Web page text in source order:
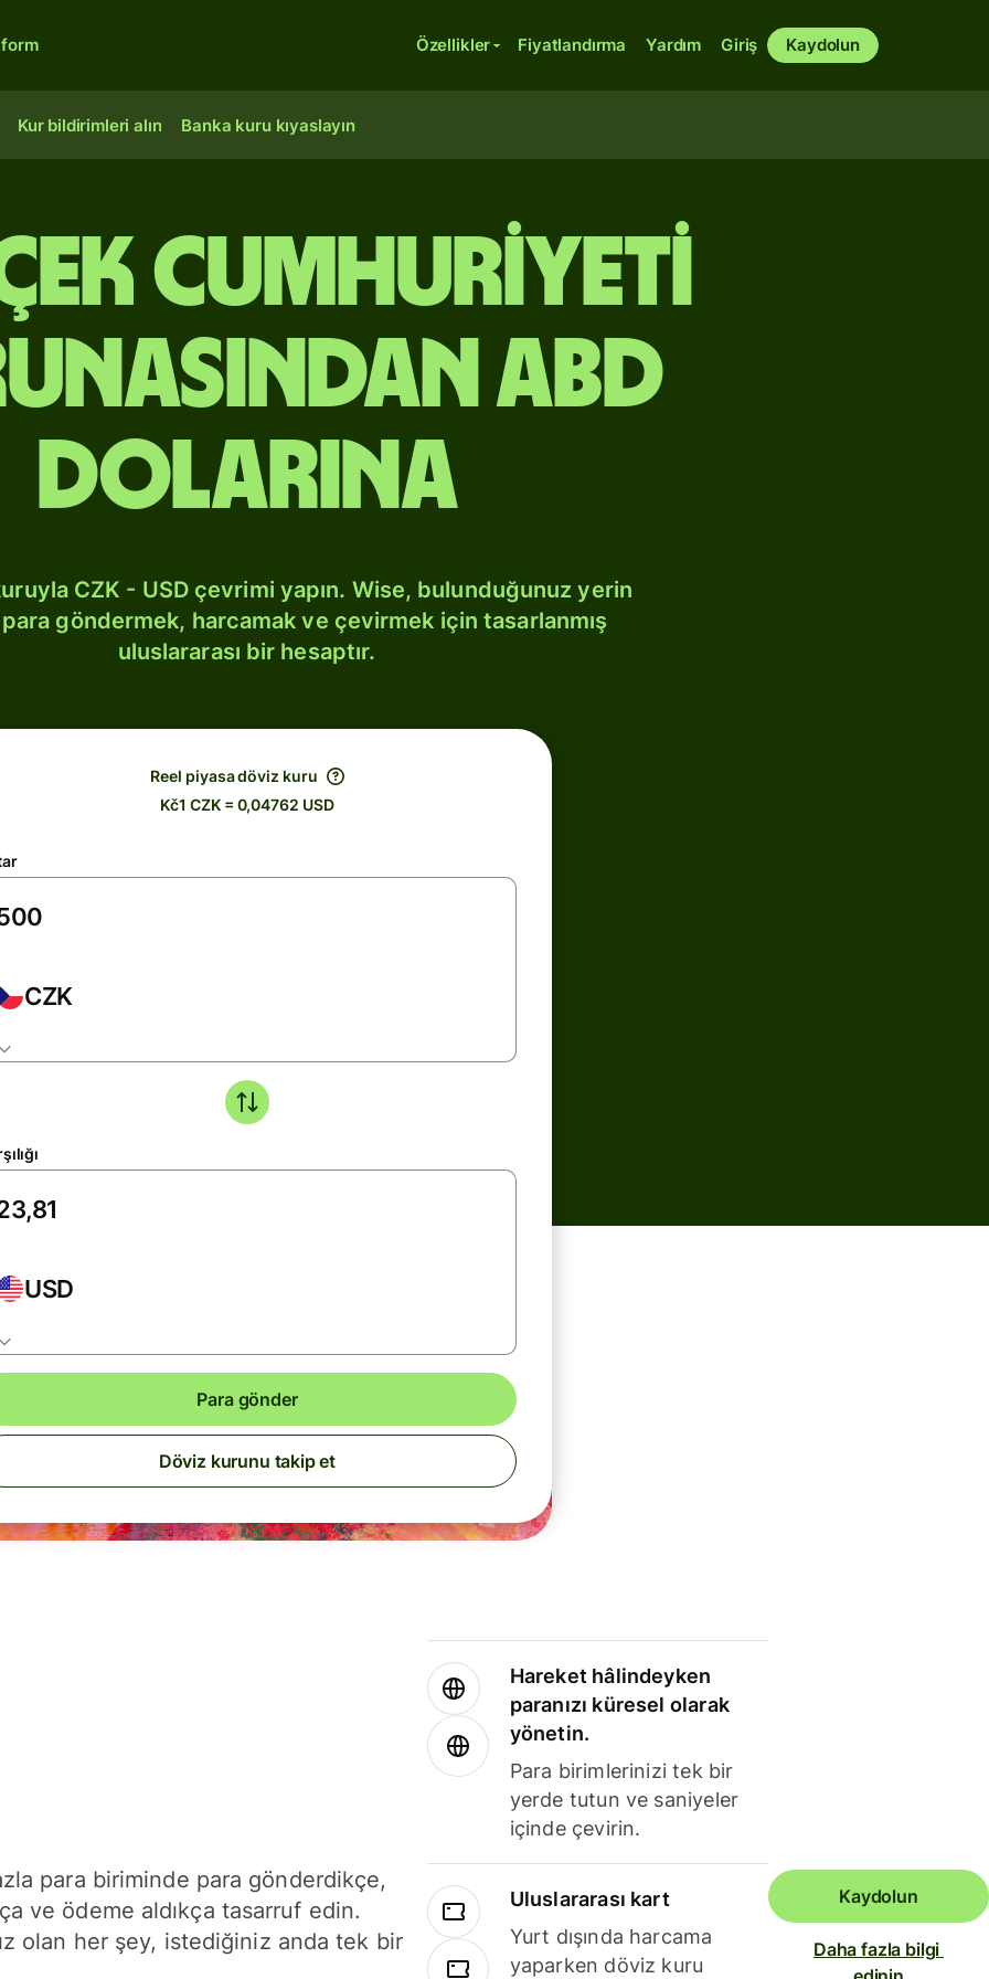
Özellikler Fiyatlandırma Yardım Giriş Kaydolun
Kur bildirimleri alın Banka kuru kıyaslayın
Cumhuriyeti
ABD
dolarına
CZK - USD çevrimi yapın. Wise, bulunduğunuz yerin
göndermek, harcamak ve çevirmek için tasarlanmış
uluslararası bir hesaptır.
Reel piyasa döviz kuru
Kč1 CZK = 0,04762 USD
CZK
USD
Para gönder
Döviz kurunu takip et
para biriminde para gönderdikçe,
ve ödeme aldıkça tasarruf edin.
olan her şey, istediğiniz anda tek bir
Hareket hâlindeyken
paranızı küresel olarak
yönetin.
Para birimlerinizi tek bir
yerde tutun ve saniyeler
içinde çevirin.
Uluslararası kart
Yurt dışında harcama
yaparken döviz kuru
Kaydolun
Daha fazla bilgi